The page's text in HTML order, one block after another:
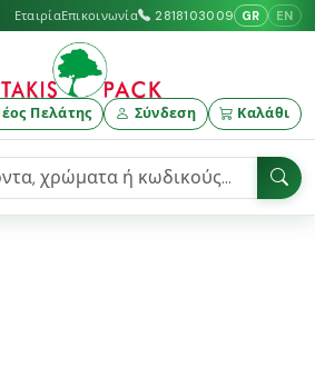
ΕταιρίαΕπικοινωνία 2818103009 GR EN
Πελάτης Σύνδεση Καλάθι